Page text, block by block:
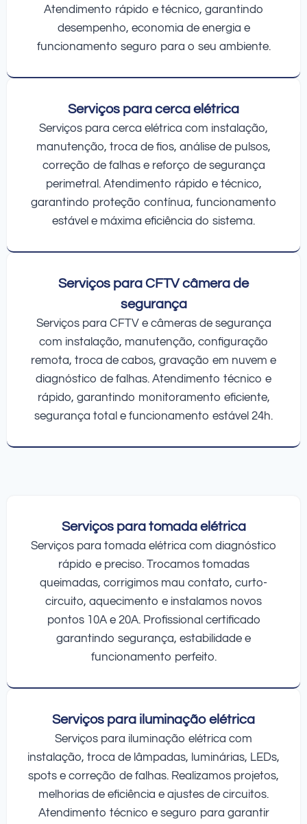
Atendimento rápido e técnico, garantindo
desempenho, economia de energia e
funcionamento seguro para o seu ambiente.
Serviços para cerca elétrica
Serviços para cerca elétrica com instalação,
manutenção, troca de fios, análise de pulsos,
correção de falhas e reforço de segurança
perimetral. Atendimento rápido e técnico,
garantindo proteção contínua, funcionamento
estável e máxima eficiência do sistema.
Serviços para CFTV câmera de
segurança
Serviços para CFTV e câmeras de segurança
com instalação, manutenção, configuração
remota, troca de cabos, gravação em nuvem e
diagnóstico de falhas. Atendimento técnico e
rápido, garantindo monitoramento eficiente,
segurança total e funcionamento estável 24h.
Serviços para tomada elétrica
Serviços para tomada elétrica com diagnóstico
rápido e preciso. Trocamos tomadas
queimadas, corrigimos mau contato, curto-
circuito, aquecimento e instalamos novos
pontos 10A e 20A. Profissional certificado
garantindo segurança, estabilidade e
funcionamento perfeito.
Serviços para iluminação elétrica
Serviços para iluminação elétrica com
instalação, troca de lâmpadas, luminárias, LEDs,
spots e correção de falhas. Realizamos projetos,
melhorias de eficiência e ajustes de circuitos.
Atendimento técnico e seguro para garantir